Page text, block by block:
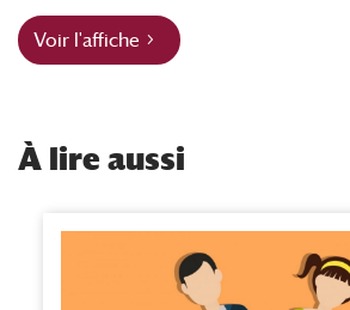
Voir l'affiche
À lire aussi